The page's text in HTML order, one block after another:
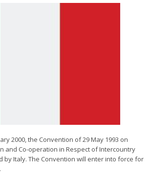
2000, the Convention of 29 May 1993 on
and Co-operation in Respect of Intercountry
by Italy. The Convention will enter into force for